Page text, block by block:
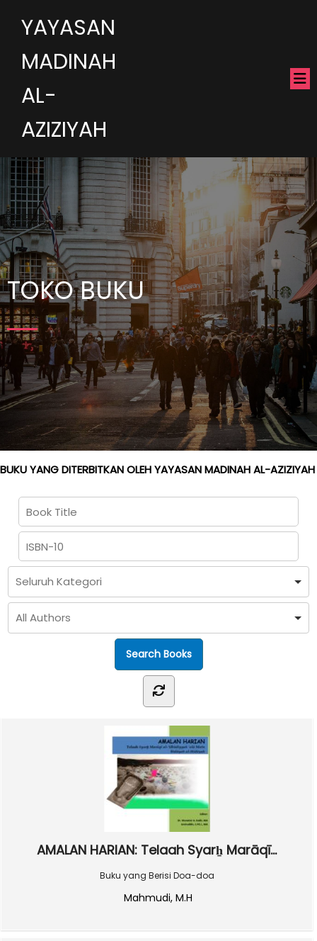
YAYASAN
MADINAH
AL-
AZIZIYAH
TOKO BUKU
BUKU YANG DITERBITKAN OLEH YAYASAN MADINAH AL-AZIZIYAH
AMALAN HARIAN: Telaah Syarẖ Marāqī...
Buku yang Berisi Doa-doa
Mahmudi, M.H